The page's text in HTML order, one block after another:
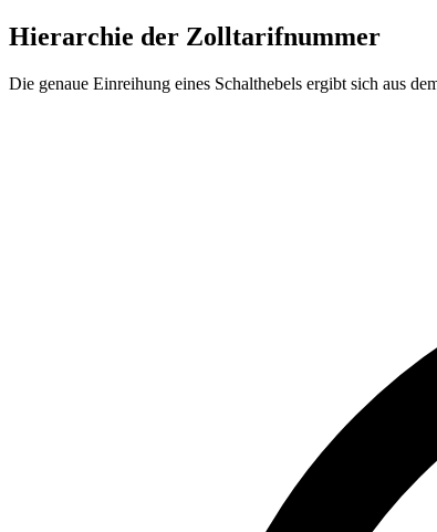
Hierarchie der Zolltarifnummer
Die genaue Einreihung eines Schalthebels ergibt sich aus